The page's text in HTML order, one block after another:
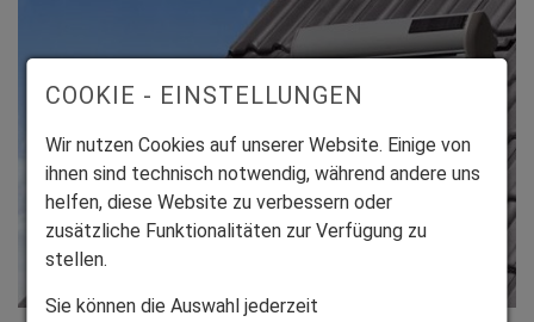
COOKIE - EINSTELLUNGEN
Wir nutzen Cookies auf unserer Website. Einige von
ihnen sind technisch notwendig, während andere uns
helfen, diese Website zu verbessern oder
zusätzliche Funktionalitäten zur Verfügung zu
stellen.
Sie können die Auswahl jederzeit